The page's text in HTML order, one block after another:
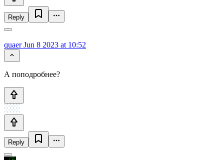
Reply
quaerJun 8 2023 at 10:52
А поподробнее?
Reply